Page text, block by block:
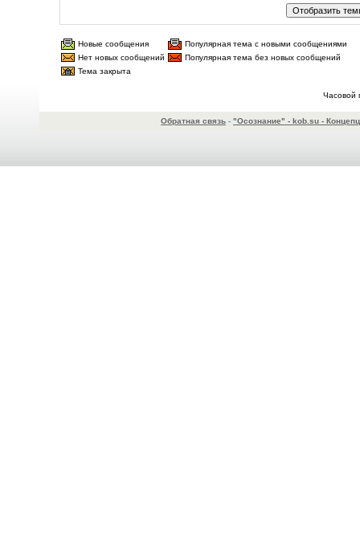
Новые сообщения
Популярная тема с новыми сообщениями
Нет новых сообщений
Популярная тема без новых сообщений
Тема закрыта
Часовой
Обратная связь - "Осознание" - kob.su -